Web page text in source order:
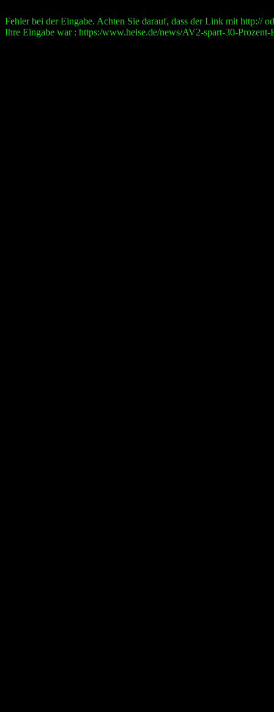
Fehler bei der Eingabe. Achten Sie darauf, dass der Link mit http://
Ihre Eingabe war : https:/www.heise.de/news/AV2-spart-30-